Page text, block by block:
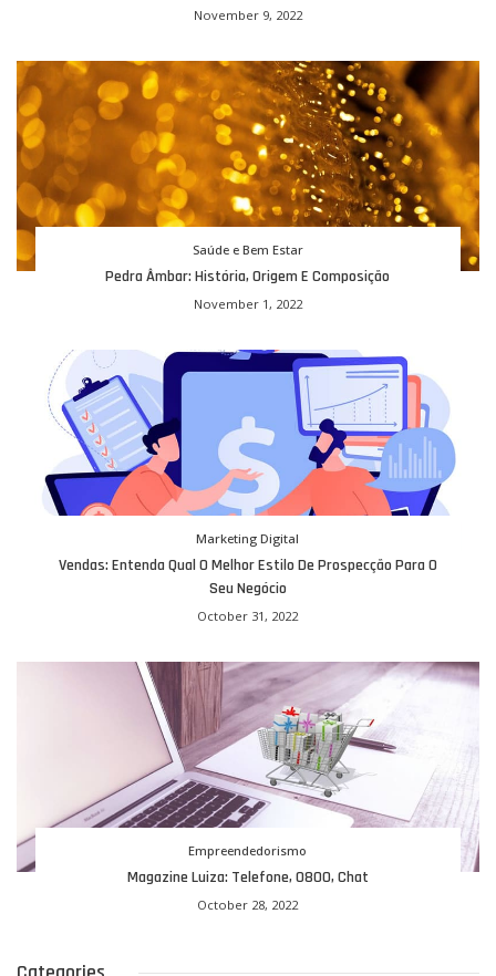
November 9, 2022
Saúde e Bem Estar
Pedra Âmbar: História, Origem E Composição
November 1, 2022
Marketing Digital
Vendas: Entenda Qual O Melhor Estilo De Prospecção Para O
Seu Negócio
October 31, 2022
Empreendedorismo
Magazine Luiza: Telefone, 0800, Chat
October 28, 2022